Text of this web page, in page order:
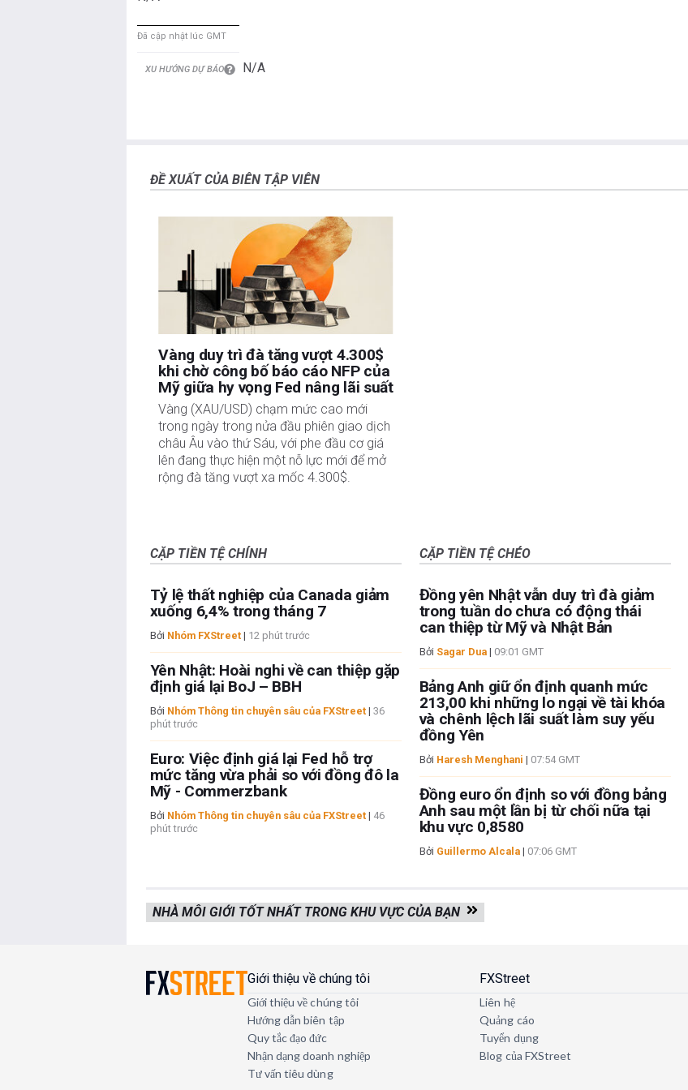
Đã cập nhật lúc GMT
XU HƯỚNG DỰ BÁO N/A
ĐỀ XUẤT CỦA BIÊN TẬP VIÊN
Vàng duy trì đà tăng vượt 4.300$
khi chờ công bố báo cáo NFP của
Mỹ giữa hy vọng Fed nâng lãi suất
Vàng (XAU/USD) chạm mức cao mới
trong ngày trong nửa đầu phiên giao dịch
châu Âu vào thứ Sáu, với phe đầu cơ giá
lên đang thực hiện một nỗ lực mới để mở
rộng đà tăng vượt xa mốc 4.300$.
CẶP TIỀN TỆ CHÍNH
Tỷ lệ thất nghiệp của Canada giảm
xuống 6,4% trong tháng 7
Bởi Nhóm FXStreet| 12 phút trước
Yên Nhật: Hoài nghi về can thiệp gặp
định giá lại BoJ – BBH
Bởi Nhóm Thông tin chuyên sâu của FXStreet| 36
phút trước
Euro: Việc định giá lại Fed hỗ trợ
mức tăng vừa phải so với đồng đô la
Mỹ - Commerzbank
Bởi Nhóm Thông tin chuyên sâu của FXStreet| 46
phút trước
CẶP TIỀN TỆ CHÉO
Đồng yên Nhật vẫn duy trì đà giảm
trong tuần do chưa có động thái
can thiệp từ Mỹ và Nhật Bản
Bởi Sagar Dua| 09:01 GMT
Bảng Anh giữ ổn định quanh mức
213,00 khi những lo ngại về tài khóa
và chênh lệch lãi suất làm suy yếu
đồng Yên
Bởi Haresh Menghani | 07:54 GMT
Đồng euro ổn định so với đồng bảng
Anh sau một lần bị từ chối nữa tại
khu vực 0,8580
Bởi Guillermo Alcala| 07:06 GMT
NHÀ MÔI GIỚI TỐT NHẤT TRONG KHU VỰC CỦA BẠN
Giới thiệu về chúng tôi
Giới thiệu về chúng tôi
Hướng dẫn biên tập
Quy tắc đạo đức
Nhận dạng doanh nghiệp
Tư vấn tiêu dùng
FXStreet
Liên hệ
Quảng cáo
Tuyển dụng
Blog của FXStreet